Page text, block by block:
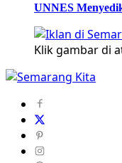
UNNES
Klik gambar di